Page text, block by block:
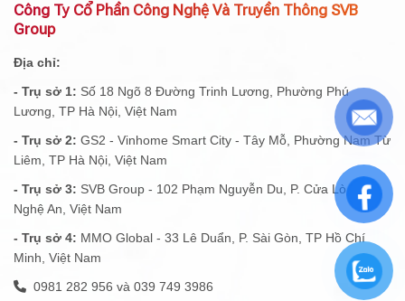
Công Ty Cổ Phần Công Nghệ Và Truyền Thông SVB
Group
Địa chỉ:
- Trụ sở 1: Số 18 Ngõ 8 Đường Trinh Lương, Phường Phú
Lương, TP Hà Nội, Việt Nam
- Trụ sở 2: GS2 - Vinhome Smart City - Tây Mỗ, Phường Nam Từ
Liêm, TP Hà Nội, Việt Nam
- Trụ sở 3: SVB Group - 102 Phạm Nguyễn Du, P. Cửa Lò, Tỉnh
Nghệ An, Việt Nam
- Trụ sở 4: MMO Global - 33 Lê Duẩn, P. Sài Gòn, TP Hồ Chí
Minh, Việt Nam
0981 282 956 và 039 749 3986